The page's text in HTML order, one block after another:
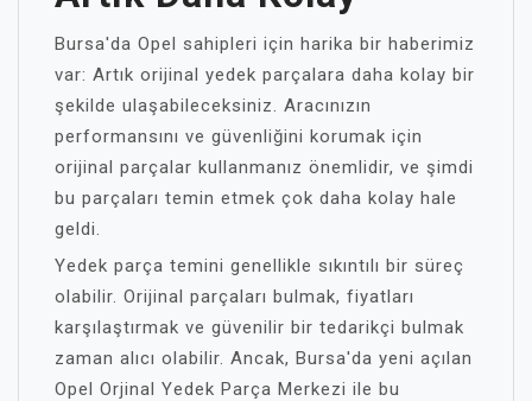
Bursa'da Opel sahipleri için harika bir haberimiz
var: Artık orijinal yedek parçalara daha kolay bir
şekilde ulaşabileceksiniz. Aracınızın
performansını ve güvenliğini korumak için
orijinal parçalar kullanmanız önemlidir, ve şimdi
bu parçaları temin etmek çok daha kolay hale
geldi.
Yedek parça temini genellikle sıkıntılı bir süreç
olabilir. Orijinal parçaları bulmak, fiyatları
karşılaştırmak ve güvenilir bir tedarikçi bulmak
zaman alıcı olabilir. Ancak, Bursa'da yeni açılan
Opel Orjinal Yedek Parça Merkezi ile bu